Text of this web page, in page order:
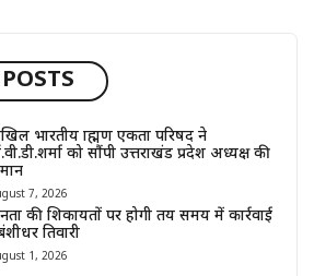
भारतीय ब्राह्मण एकता परिषद ने
को सौंपी उत्तराखंड प्रदेश अध्यक्ष की
7, 2026
की शिकायतों पर होगी तय समय में कार्रवाई
तिवारी
1, 2026